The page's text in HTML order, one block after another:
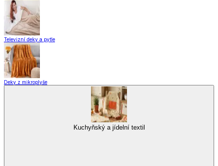
Televizní deky a pytle
Deky z mikroplyše
Kuchyňský a jídelní textil